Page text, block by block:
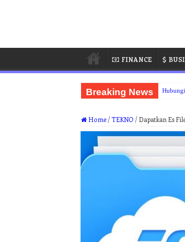
FINANCE
Breaking News
Home /TEKNO /Dapatkan Es